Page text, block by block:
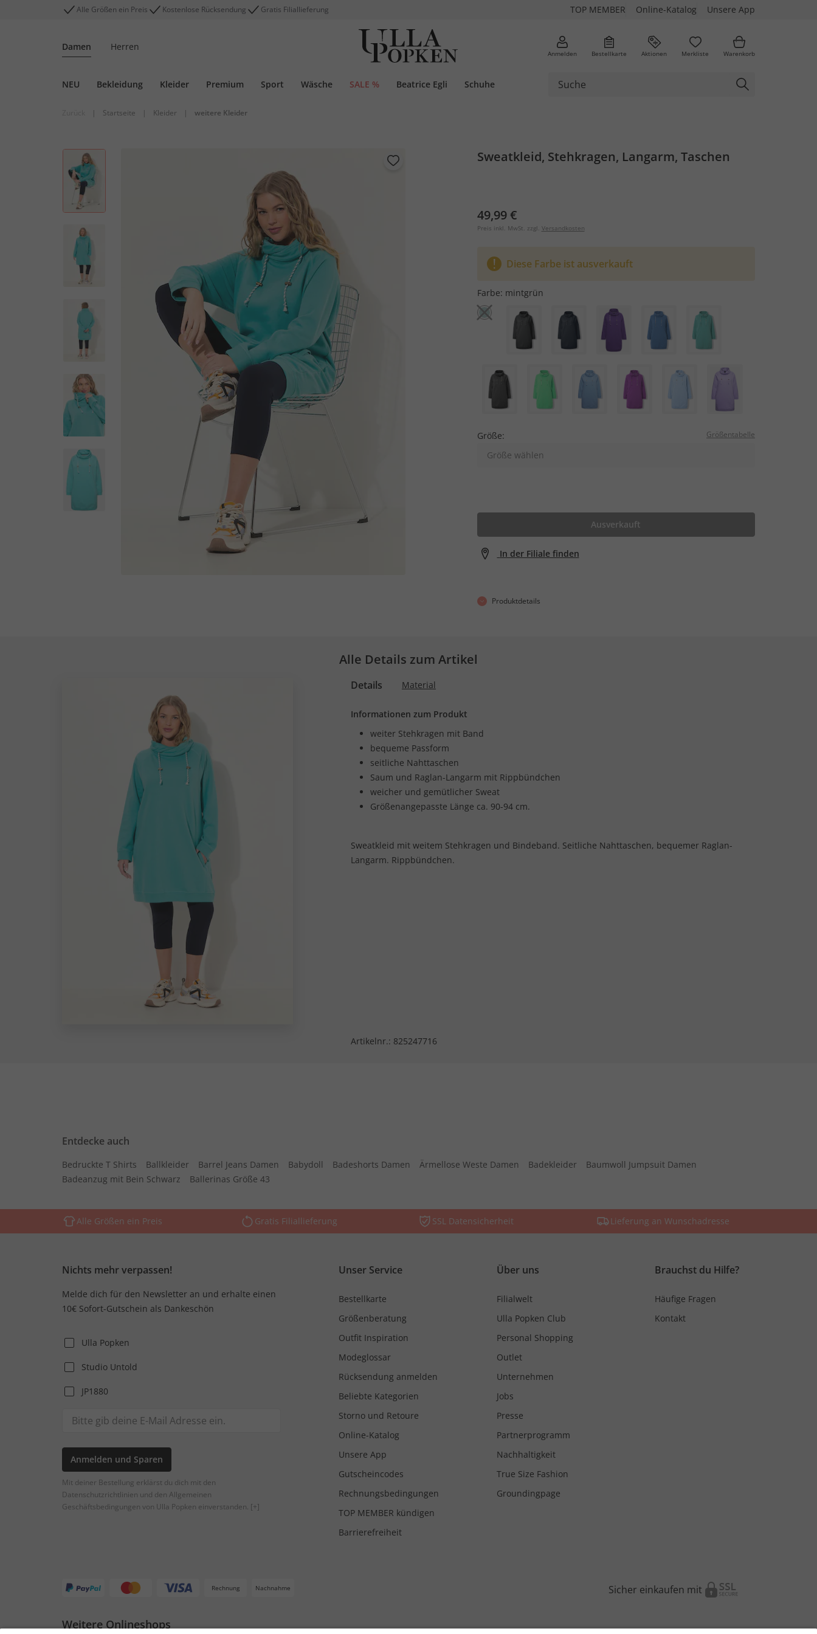
Alle Größen ein Preis Kostenlose Rücksendung Gratis Filiallieferung TOP MEMBER Online-Katalog Unsere App
Damen Herren
Anmelden Bestellkarte Aktionen Merkliste Warenkorb
NEU Bekleidung Kleider Premium Sport Wäsche SALE % Beatrice Egli Schuhe
| Startseite | Kleider | weitere Kleider
Sweatkleid, Stehkragen, Langarm, Taschen
49,99 €
Preis inkl. MwSt. zzgl. Versandkosten
Diese Farbe ist ausverkauft
Farbe: mintgrün
Größe: Größentabelle
Größe wählen
Ausverkauft
In der Filiale finden
Produktdetails
Alle Details zum Artikel
Details Material
Informationen zum Produkt
weiter Stehkragen mit Band
bequeme Passform
seitliche Nahttaschen
Saum und Raglan-Langarm mit Rippbündchen
weicher und gemütlicher Sweat
Größenangepasste Länge ca. 90-94 cm.
Sweatkleid mit weitem Stehkragen und Bindeband. Seitliche Nahttaschen, bequemer Raglan-
Langarm. Rippbündchen.
Artikelnr.: 825247716
Entdecke auch
Bedruckte T Shirts Ballkleider Barrel Jeans Damen Babydoll Badeshorts Damen Ärmellose Weste Damen Badekleider
Baumwoll Jumpsuit Damen
Badeanzug mit Bein Schwarz
Ballerinas Größe 43
Alle Größen ein Preis Gratis Filiallieferung SSL Datensicherheit Lieferung an Wunschadresse
Nichts mehr verpassen!
Melde dich für den Newsletter an und erhalte einen
10€ Sofort-Gutschein als Dankeschön
Ulla Popken
Studio Untold
JP1880
Anmelden und Sparen
Mit deiner Bestellung erklärst du dich mit den
Datenschutzrichtlinien und den Allgemeinen
Geschäftsbedingungen von Ulla Popken einverstanden. [+]
Unser Service
Bestellkarte
Größenberatung
Outfit Inspiration
Modeglossar
Rücksendung anmelden
Beliebte Kategorien
Storno und Retoure
Online-Katalog
Unsere App
Gutscheincodes
Rechnungsbedingungen
TOP MEMBER kündigen
Barrierefreiheit
Über uns
Filialwelt
Ulla Popken Club
Personal Shopping
Outlet
Unternehmen
Jobs
Presse
Partnerprogramm
Nachhaltigkeit
True Size Fashion
Groundingpage
Brauchst du Hilfe?
Häufige Fragen
Kontakt
Rechnung Nachnahme Sicher einkaufen mit
Weitere Onlineshops